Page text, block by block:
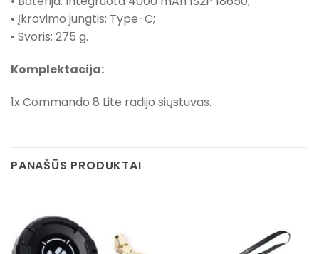
• Įkrovimo jungtis: Type-C;
• Svoris: 275 g.
Komplektacija:
1x Commando 8 Lite radijo siųstuvas.
PANAŠŪS PRODUKTAI